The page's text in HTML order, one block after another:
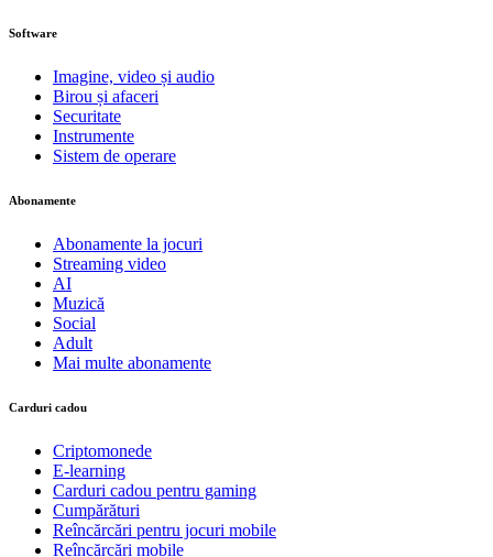
Software
Imagine, video și audio
Birou și afaceri
Securitate
Instrumente
Sistem de operare
Abonamente
Abonamente la jocuri
Streaming video
AI
Muzică
Social
Adult
Mai multe abonamente
Carduri cadou
Criptomonede
E-learning
Carduri cadou pentru gaming
Cumpărături
Reîncărcări pentru jocuri mobile
Reîncărcări mobile